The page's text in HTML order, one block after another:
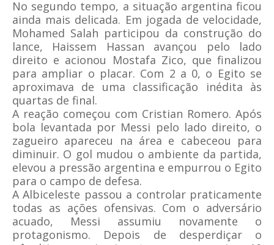
No segundo tempo, a situação argentina ficou
ainda mais delicada. Em jogada de velocidade,
Mohamed Salah participou da construção do
lance, Haissem Hassan avançou pelo lado
direito e acionou Mostafa Zico, que finalizou
para ampliar o placar. Com 2 a 0, o Egito se
aproximava de uma classificação inédita às
quartas de final.
A reação começou com Cristian Romero. Após
bola levantada por Messi pelo lado direito, o
zagueiro apareceu na área e cabeceou para
diminuir. O gol mudou o ambiente da partida,
elevou a pressão argentina e empurrou o Egito
para o campo de defesa.
A Albiceleste passou a controlar praticamente
todas as ações ofensivas. Com o adversário
acuado, Messi assumiu novamente o
protagonismo. Depois de desperdiçar o